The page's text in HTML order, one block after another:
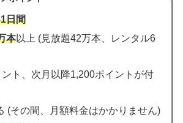
日間
本以上 (見放題42万本、レンタル6
ト、次月以降1,200ポイントが付
(その間、月額料金はかかりません)